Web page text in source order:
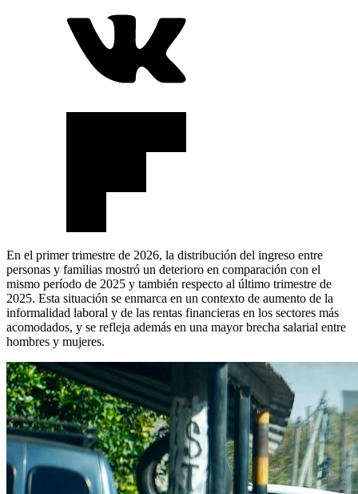
En el primer trimestre de 2026, la distribución del ingreso entre
personas y familias mostró un deterioro en comparación con el
mismo período de 2025 y también respecto al último trimestre de
2025. Esta situación se enmarca en un contexto de aumento de la
informalidad laboral y de las rentas financieras en los sectores más
acomodados, y se refleja además en una mayor brecha salarial entre
hombres y mujeres.